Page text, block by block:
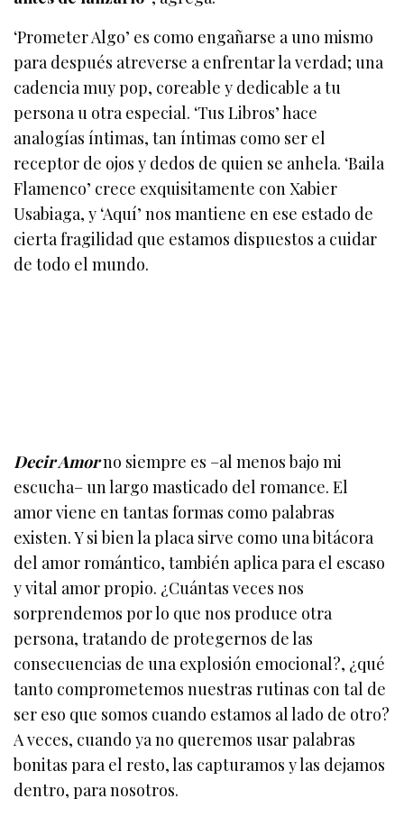
‘Prometer Algo’ es como engañarse a uno mismo
para después atreverse a enfrentar la verdad; una
cadencia muy pop, coreable y dedicable a tu
persona u otra especial. ‘Tus Libros’ hace
analogías íntimas, tan íntimas como ser el
receptor de ojos y dedos de quien se anhela. ‘Baila
Flamenco’ crece exquisitamente con Xabier
Usabiaga, y ‘Aquí’ nos mantiene en ese estado de
cierta fragilidad que estamos dispuestos a cuidar
de todo el mundo.
Decir Amorno siempre es –al menos bajo mi
escucha– un largo masticado del romance. El
amor viene en tantas formas como palabras
existen. Y si bien la placa sirve como una bitácora
del amor romántico, también aplica para el escaso
y vital amor propio. ¿Cuántas veces nos
sorprendemos por lo que nos produce otra
persona, tratando de protegernos de las
consecuencias de una explosión emocional?, ¿qué
tanto comprometemos nuestras rutinas con tal de
ser eso que somos cuando estamos al lado de otro?
A veces, cuando ya no queremos usar palabras
bonitas para el resto, las capturamos y las dejamos
dentro, para nosotros.